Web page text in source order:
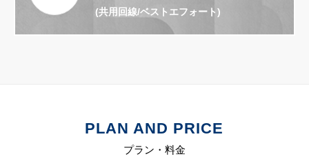
(共用回線/ベストエフォート)
PLAN AND PRICE
プラン・料金